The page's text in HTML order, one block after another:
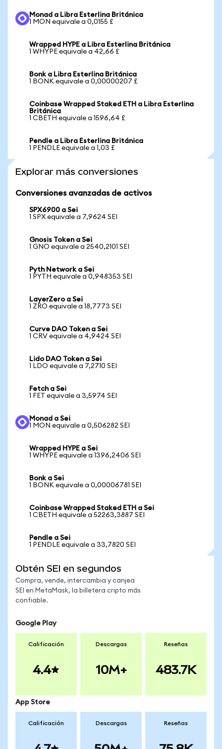
Monad a Libra Esterlina Británica
1 MON equivale a 0,0155 £
Wrapped HYPE a Libra Esterlina Británica
1 WHYPE equivale a 42,66 £
Bonk a Libra Esterlina Británica
1 BONK equivale a 0,00000207 £
Coinbase Wrapped Staked ETH a Libra Esterlina
Británica
1 CBETH equivale a 1596,64 £
Pendle a Libra Esterlina Británica
1 PENDLE equivale a 1,03 £
Explorar más conversiones
Conversiones avanzadas de activos
SPX6900 a Sei
1 SPX equivale a 7,9624 SEI
Gnosis Token a Sei
1 GNO equivale a 2540,2101 SEI
Pyth Network a Sei
1 PYTH equivale a 0,948353 SEI
LayerZero a Sei
1 ZRO equivale a 18,7773 SEI
Curve DAO Token a Sei
1 CRV equivale a 4,9424 SEI
Lido DAO Token a Sei
1 LDO equivale a 7,2710 SEI
Fetch a Sei
1 FET equivale a 3,5974 SEI
Monad a Sei
1 MON equivale a 0,506282 SEI
Wrapped HYPE a Sei
1 WHYPE equivale a 1396,2406 SEI
Bonk a Sei
1 BONK equivale a 0,00006781 SEI
Coinbase Wrapped Staked ETH a Sei
1 CBETH equivale a 52263,3887 SEI
Pendle a Sei
1 PENDLE equivale a 33,7820 SEI
Obtén SEI en segundos
Compra, vende, intercambia y canjea
SEI en MetaMask, la billetera cripto más
confiable.
Google Play
Calificación
4.4
Descargas
10M+
Reseñas
483.7K
App Store
Calificación Descargas Reseñas